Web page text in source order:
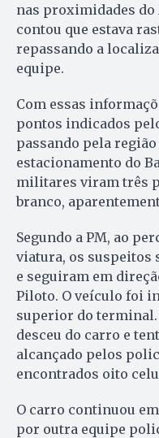
nas proximidades do
contou que estava
repassando a
equipe.
Com essas
pontos indicados
passando pela
estacionamento do
militares viram três
branco,
Segundo a PM, ao
viatura, os suspeitos
e seguiram em
Piloto. O veículo foi
superior do terminal.
desceu do carro e
alcançado pelos
encontrados oito
O carro continuou
por outra equipe